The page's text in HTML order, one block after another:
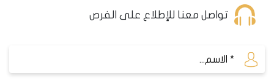
تواصل معنا للإطلاع على الفرص